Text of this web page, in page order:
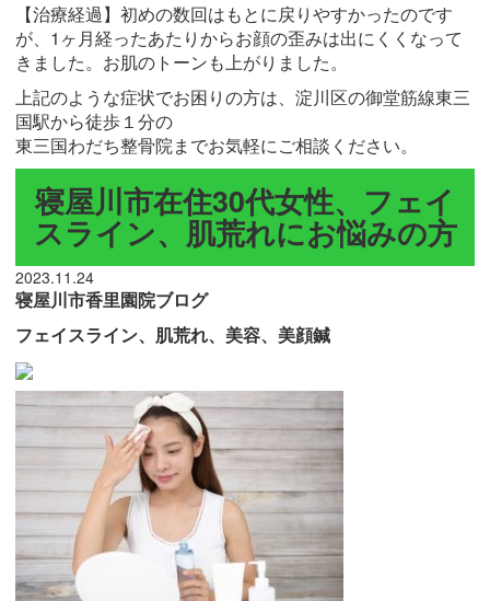
【治療経過】初めの数回はもとに戻りやすかったのです
が、1ヶ月経ったあたりからお顔の歪みは出にくくなって
きました。お肌のトーンも上がりました。
上記のような症状でお困りの方は、淀川区の御堂筋線東三
国駅から徒歩１分の
東三国わだち整骨院までお気軽にご相談ください。
寝屋川市在住30代女性、フェイ
スライン、肌荒れにお悩みの方
2023.11.24
寝屋川市香里園院ブログ
フェイスライン、肌荒れ、美容、美顔鍼